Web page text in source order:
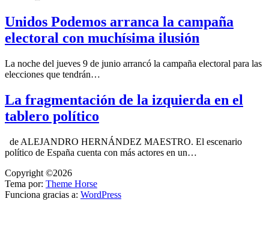
Unidos Podemos arranca la campaña
electoral con muchísima ilusión
La noche del jueves 9 de junio arrancó la campaña electoral para las
elecciones que tendrán…
La fragmentación de la izquierda en el
tablero político
de ALEJANDRO HERNÁNDEZ MAESTRO. El escenario
político de España cuenta con más actores en un…
Copyright ©2026
Tema por: Theme Horse
Funciona gracias a: WordPress